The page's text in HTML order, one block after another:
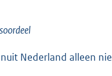
Nederland alleen